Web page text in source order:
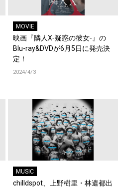
MOVIE
映画『隣人X‐疑惑の彼女‐』の
Blu-ray&DVDが6月5日に発売決
定！
2024/4/3
MUSIC
chilldspot、上野樹里・林遣都出